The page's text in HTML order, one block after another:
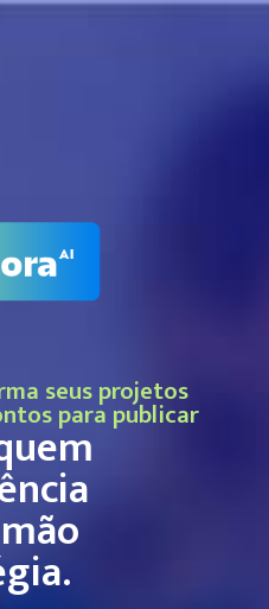
seus projetos
para publicar